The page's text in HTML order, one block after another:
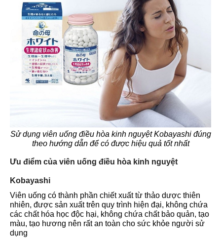
Sử dụng viên uống điều hòa kinh nguyệt Kobayashi đúng
theo hướng dẫn để có được hiệu quả tốt nhất
Ưu điểm của viên uống điều hòa kinh nguyệt
Kobayashi
Viên uống có thành phần chiết xuất từ thảo dược thiên
nhiên, được sản xuất trên quy trình hiện đại, không chứa
các chất hóa học độc hại, không chứa chất bảo quản, tạo
màu, tạo hương nên rất an toàn cho sức khỏe người sử
dụng